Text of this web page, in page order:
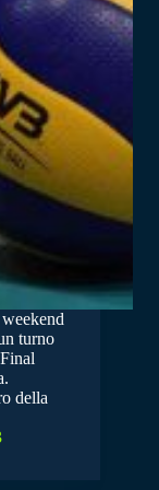
turno
della